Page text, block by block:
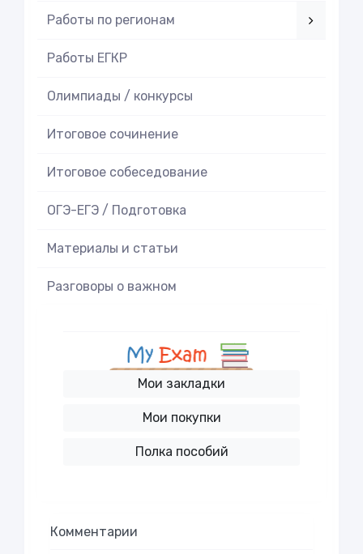
Работы по регионам
Работы ЕГКР
Олимпиады / конкурсы
Итоговое cочинение
Итоговое cобеседование
ОГЭ-ЕГЭ / Подготовка
Материалы и статьи
Разговоры о важном
Мои закладки
Мои покупки
Полка пособий
Комментарии